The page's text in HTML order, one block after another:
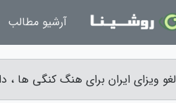
لغو ویزای ایران برای هنگ کنگی ها ،
آرشیو مطالب